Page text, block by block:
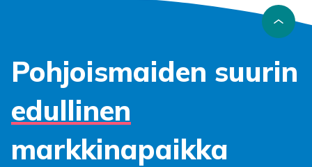
Pohjoismaiden suurin
edullinen
markkinapaikka